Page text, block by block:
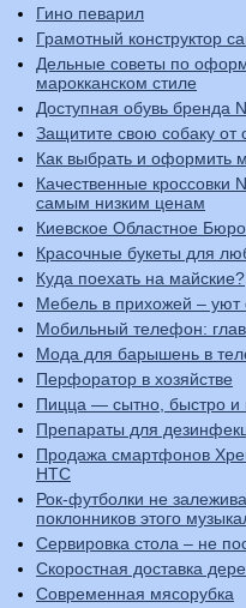
Гино певарил
Грамотный конструктор
Дельные советы по
марокканском стиле
Доступная обувь бренда
Защитите свою собаку от
Как выбрать и оформить
Качественные кроссовки
самым низким ценам
Киевское Областное
Красочные букеты для
Куда поехать на майские?
Мебель в прихожей – уют
Мобильный телефон:
Мода для барышень в
Перфоратор в хозяйстве
Пицца — сытно, быстро и
Препараты для
Продажа смартфонов
HTC
Рок-футболки не
поклонников этого
Сервировка стола – не
Скоростная доставка
Современная мясорубка